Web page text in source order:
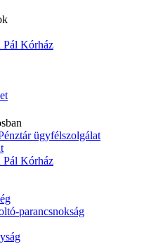
Kórház
ügyfélszolgálat
Kórház
parancsnokság